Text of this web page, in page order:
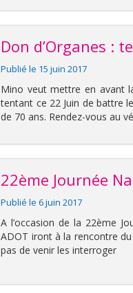
Don d’Organes :
Publié le 15 juin 2017
Mino veut mettre en avant
tentant ce 22 Juin de battre
de 70 ans. Rendez-vous au
22ème Journée
Publié le 6 juin 2017
A l’occasion de la 22ème
ADOT iront à la rencontre
pas de venir les interroger